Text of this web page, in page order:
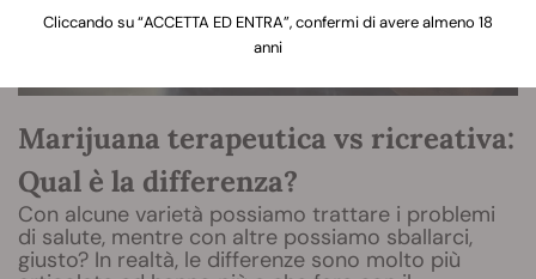
Marijuana terapeutica vs ricreativa:
Qual è la differenza?
Con alcune varietà possiamo trattare i problemi
di salute, mentre con altre possiamo sballarci,
giusto? In realtà, le differenze sono molto più
Cliccando su “ACCETTA ED ENTRA”, confermi di avere almeno 18
anni